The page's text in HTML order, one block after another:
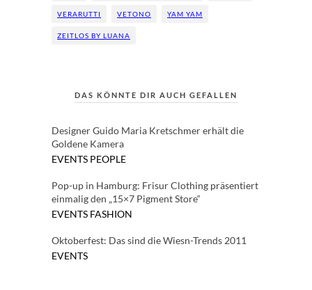
VERARUTTI VETONO YAM YAM
ZEITLOS BY LUANA
DAS KÖNNTE DIR AUCH GEFALLEN
Designer Guido Maria Kretschmer erhält die
Goldene Kamera
EVENTS PEOPLE
Pop-up in Hamburg: Frisur Clothing präsentiert
einmalig den „15×7 Pigment Store“
EVENTS FASHION
Oktoberfest: Das sind die Wiesn-Trends 2011
EVENTS